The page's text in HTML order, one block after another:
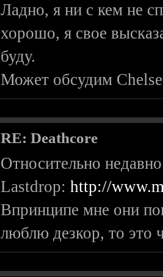
Ладно, я ни с кем не
хорошо, я свое
буду.
Может обсудим
RE: Deathcore
Относительно
Lastdrop:http://
Впринципе мне они
люблю дезкор, то это